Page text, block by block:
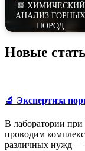
🟩 ХИМИЧЕСКИЙ
АНАЛИЗ ГОРНЫХ
ПОРОД
Новые
🔬 Экспертиза
В лаборатории
проводим
различных нужд —